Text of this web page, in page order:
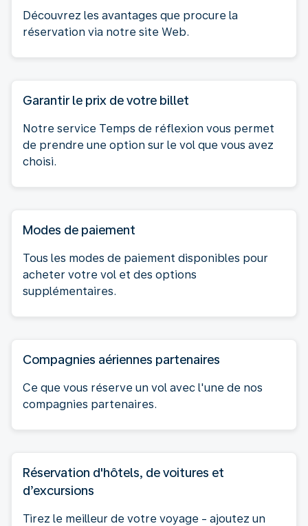
Découvrez les avantages que procure la
réservation via notre site Web.
Garantir le prix de votre billet
Notre service Temps de réflexion vous permet
de prendre une option sur le vol que vous avez
choisi.
Modes de paiement
Tous les modes de paiement disponibles pour
acheter votre vol et des options
supplémentaires.
Compagnies aériennes partenaires
Ce que vous réserve un vol avec l'une de nos
compagnies partenaires.
Réservation d'hôtels, de voitures et
d’excursions
Tirez le meilleur de votre voyage - ajoutez un